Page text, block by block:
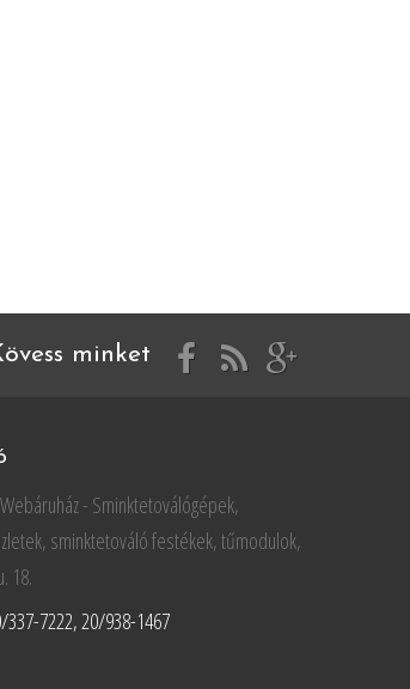
minket
- Sminktetoválógépek,
sminktetováló festékek, tűmodulok,
18.
337-7222, 20/938-1467